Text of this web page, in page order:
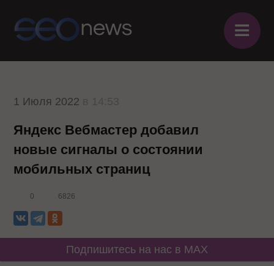
≡
1 Июля 2022
Яндекс Вебмастер добавил
новые сигналы о состоянии
мобильных страниц
0 6826
Подпишитесь на нас в MAX